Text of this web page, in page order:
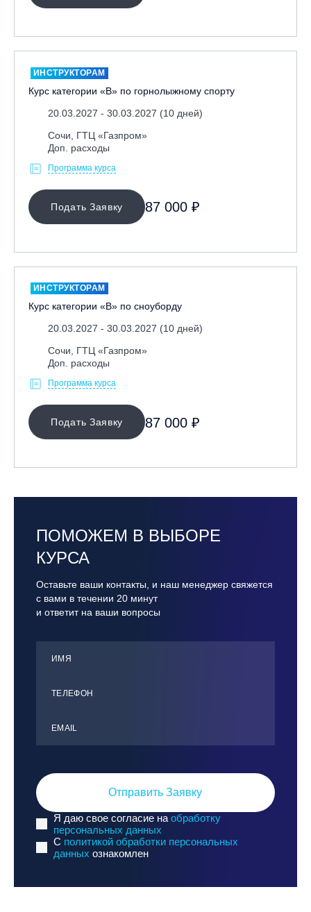
Ярославль, СП «Изгиб»
ОЧИСТИТЬ ФИЛЬТР
ИНСТРУКТОРАМ
Курс категории «В» по горнолыжному спорту
20.03.2027 - 30.03.2027 (10 дней)
Сочи, ГТЦ «Газпром»
Доп. расходы
Программа курса
Подать Заявку 87 000 ₽
ИНСТРУКТОРАМ
Курс категории «В» по сноуборду
20.03.2027 - 30.03.2027 (10 дней)
Сочи, ГТЦ «Газпром»
Доп. расходы
Программа курса
Подать Заявку 87 000 ₽
ПОМОЖЕМ В ВЫБОРЕ
КУРСА
Оставьте ваши контакты, и наш менеджер свяжется
с вами в течении 20 минут
и ответит на ваши вопросы
ИМЯ
ТЕЛЕФОН
ЕMАIL
Отправить Заявку
Я даю свое согласие на обработку
персональных данных
C политикой обработки персональных
данных ознакомлен